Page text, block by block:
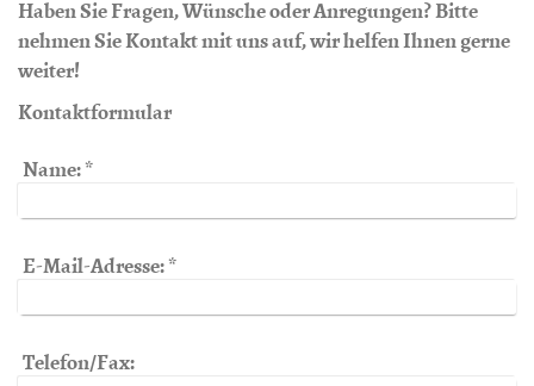
Haben Sie Fragen, Wünsche oder Anregungen? Bitte
nehmen Sie Kontakt mit uns auf, wir helfen Ihnen gerne
weiter!
Kontaktformular
Name:*
E-Mail-Adresse:*
Telefon/Fax: